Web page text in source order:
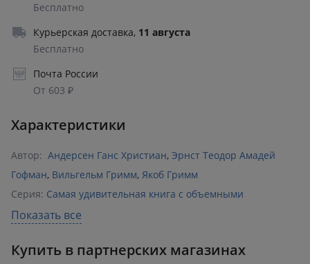
Бесплатно
Курьерская доставка, 11 августа
Бесплатно
Почта России
От 603 ₽
Характеристики
Автор: Андерсен Ганс Христиан, Эрнст Теодор Амадей
Гофман, Вильгельм Гримм, Якоб Гримм
Серия: Самая удивительная книга с объемными
картинками
Издательство: АСТ,Малыш 0+
Показать все
Купить в партнерских магазинах